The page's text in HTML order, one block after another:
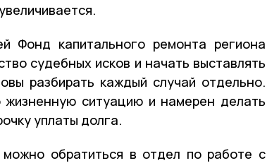
Фонд капитального ремонта региона
судебных исков и начать выставлять
разбирать каждый случай отдельно.
жизненную ситуацию и намерен делать
уплаты долга.
обратиться в отдел по работе с